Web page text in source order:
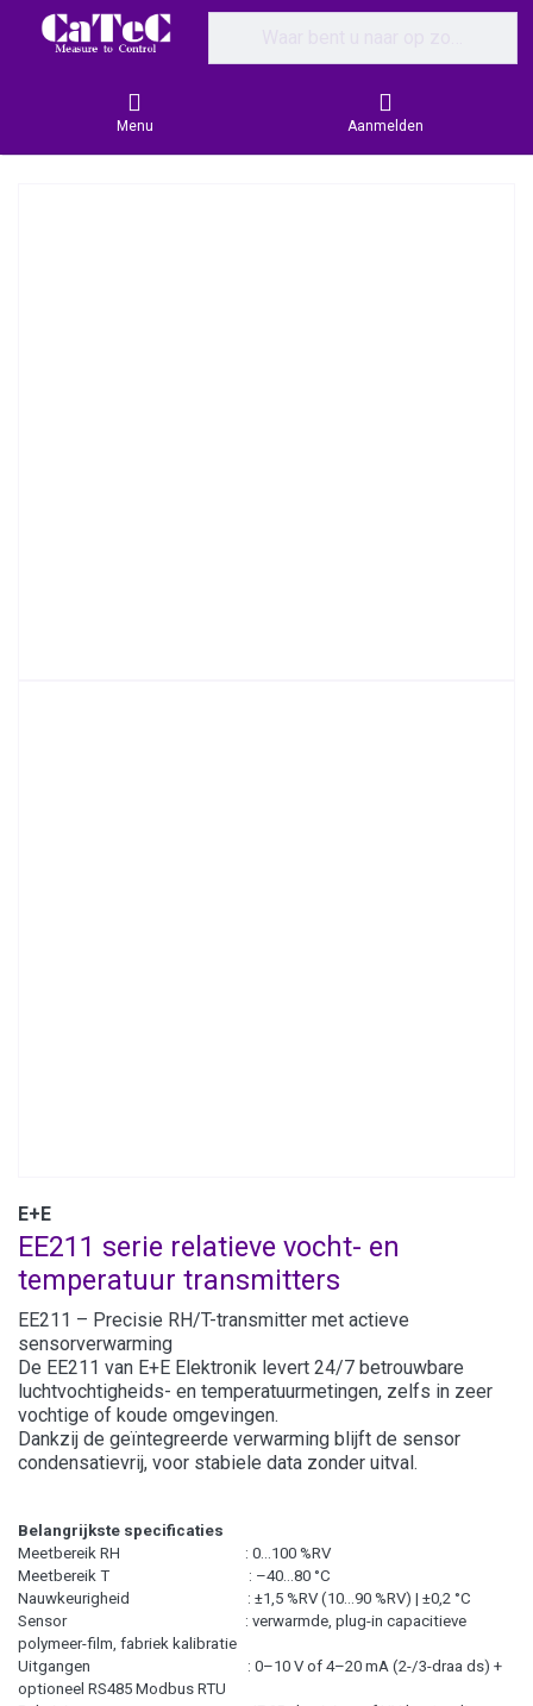
Menu Aanmelden
E+E
EE211 serie relatieve vocht- en
temperatuur transmitters
EE211 – Precisie RH/T-transmitter met actieve
sensorverwarming
De EE211 van E+E Elektronik levert 24/7 betrouwbare
luchtvochtigheids- en temperatuurmetingen, zelfs in zeer
vochtige of koude omgevingen.
Dankzij de geïntegreerde verwarming blijft de sensor
condensa­tievrij, voor stabiele data zonder uitval.
Belangrijkste specificaties
Meetbereik RH : 0…100 %RV
Meetbereik T : –40…80 °C
Nauwkeurigheid : ±1,5 %RV (10…90 %RV) | ±0,2 °C
Sensor : verwarmde, plug-in capacitieve
polymeer-film, fabriek kalibratie
Uitgangen : 0–10 V of 4–20 mA (2-/3-draa ds) +
optioneel RS485 Modbus RTU